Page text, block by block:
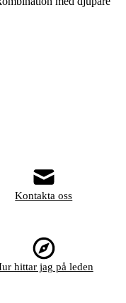
Kontakta oss
hittar jag på leden